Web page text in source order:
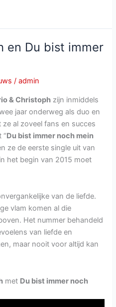
en Du bist immer
/admin
& Christoph zijn inmiddels
jaar onderweg als duo en
al zoveel fans en succes
“Du bist immer noch mein
ze de eerste single uit van
het begin van 2015 moet
van de liefde.
vlam komen al die
Het nummer behandeld
van liefde en
maar nooit voor altijd kan
met Du bist immer noch